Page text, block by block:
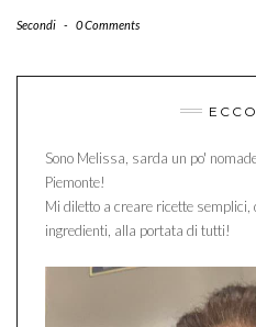
Secondi - 0 Comments
Sono Melissa, sarda un po'
Piemonte!
Mi diletto a creare ricette semplici,
ingredienti, alla portata di tutti!